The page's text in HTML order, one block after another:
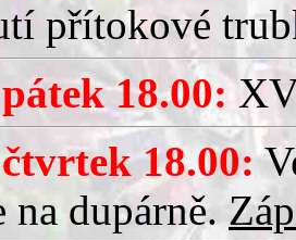
přítokové
18.00:
18.00:
dupárně.